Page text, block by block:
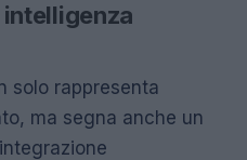
solo rappresenta
ma segna anche un